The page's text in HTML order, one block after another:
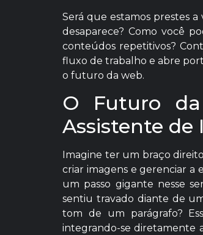
Será que estamos prestes
desaparece? Como você
conteúdos repetitivos?
fluxo de trabalho e abre
o futuro da web.
O Futuro da
Assistente de
Imagine ter um braço
criar imagens e gerenciar a
um passo gigante nesse
sentiu travado diante de
tom de um parágrafo?
integrando-se diretamente